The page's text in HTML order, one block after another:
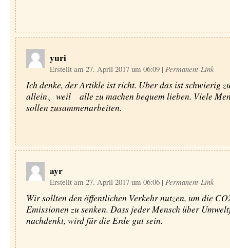
yuri
Erstellt am 27. April 2017 um 06:09 | Permanent-Link
Ich denke, der Artikle ist richt. Uber das ist schwierig
allein、weil alle zu machen bequem lieben. Viele
sollen zusammenarbeiten.
ayr
Erstellt am 27. April 2017 um 06:06 | Permanent-Link
Wir sollten den öffentlichen Verkehr nutzen, um die
Emissionen zu senken. Dass jeder Mensch über
nachdenkt, wird für die Erde gut sein.